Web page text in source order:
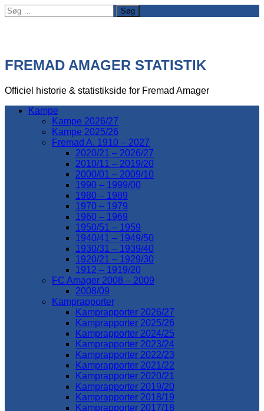
Søg
efter:
FREMAD AMAGER STATISTIK
Officiel historie & statistikside for Fremad Amager
Kampe
Kampe 2026/27
Kampe 2025/26
Fremad A. 1910 – 2027
2020/21 – 2026/27
2010/11 – 2019/20
2000/01 – 2009/10
1990 – 1999/00
1980 – 1989
1970 – 1979
1960 – 1969
1950/51 – 1959
1940/41 – 1949/50
1930/31 – 1939/40
1920/21 – 1929/30
1912 – 1919/20
FC Amager 2008 – 2009
2008/09
Kamprapporter
Kamprapporter 2026/27
Kamprapporter 2025/26
Kamprapporter 2024/25
Kamprapporter 2023/24
Kamprapporter 2022/23
Kamprapporter 2021/22
Kamprapporter 2020/21
Kamprapporter 2019/20
Kamprapporter 2018/19
Kamprapporter 2017/18